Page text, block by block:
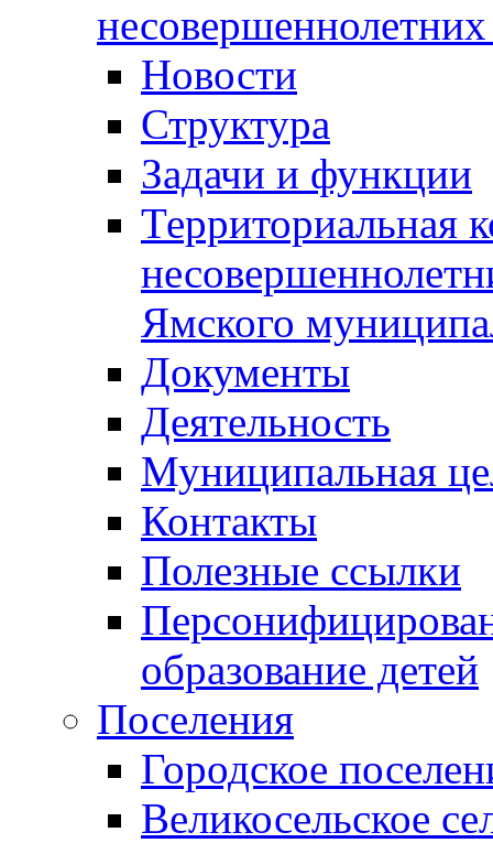
Новости
Структура
Задачи и функции
Территориальная
Ямского
Документы
Деятельность
Муниципальная
Контакты
Полезные ссылки
образование детей
Поселения
Городское
Великосельское